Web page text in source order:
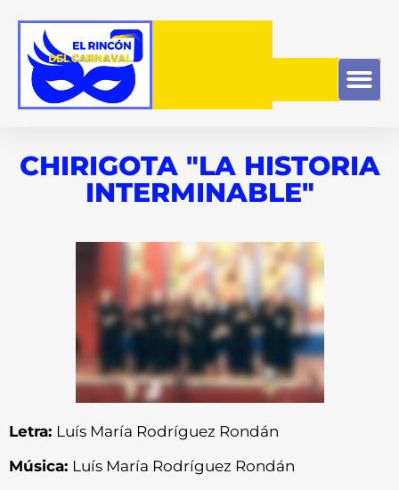
CHIRIGOTA "LA HISTORIA
INTERMINABLE"
Letra: Luís María Rodríguez Rondán
Música: Luís María Rodríguez Rondán